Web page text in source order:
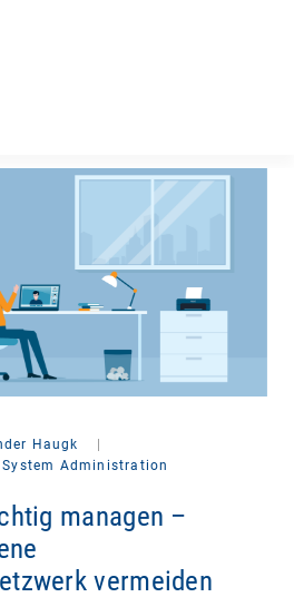
Haugk
System Administration
managen –
vermeiden